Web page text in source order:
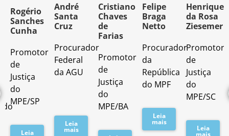
Rogério
Sanches
Cunha
Promotor
de
Justiça
do
MPE/SP
Leia
André
Santa
Cruz
Procurador
Federal
da AGU
Leia
mais
Cristiano
Chaves
de
Farias
Promotor
de
Justiça
do
MPE/BA
Felipe
Braga
Netto
Procurador
da
República
do MPF
Leia
mais
Henrique
da Rosa
Ziesemer
Promotor
de
Justiça
do
MPE/SC
Leia